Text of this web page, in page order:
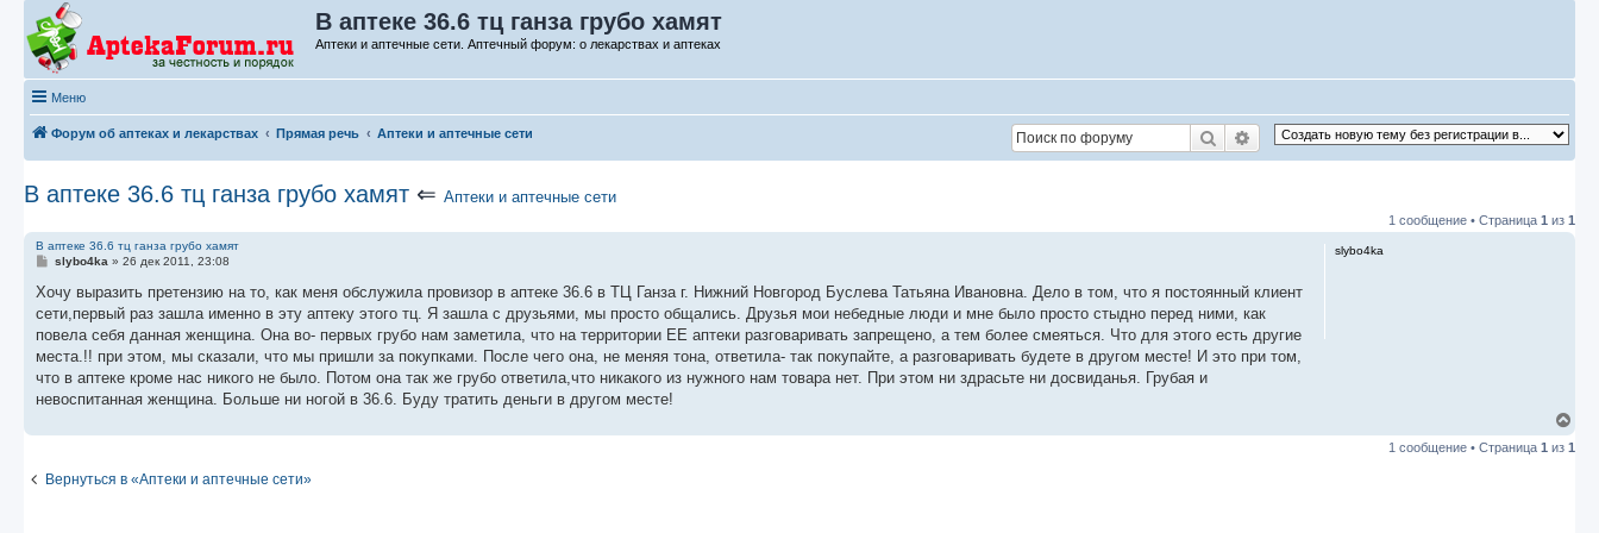
В аптеке 36.6 тц ганза грубо хамят
Аптеки и аптечные сети. Аптечный форум: о лекарствах и аптеках
Меню
Форум об аптеках и лекарствах Прямая речь Аптеки и аптечные сети Поиск Расширенный поиск
В аптеке 36.6 тц ганза грубо хамят ⇐ Аптеки и аптечные сети
1 сообщение • Страница 1 из 1
slybo4ka
В аптеке 36.6 тц ганза грубо хамят
С
о
щ
е
и
е
slybo4ka » 26 дек 2011, 23:08
Хочу выразить претензию на то, как меня обслужила провизор в аптеке 36.6 в ТЦ Ганза г. Нижний Новгород Буслева Татьяна Ивановна. Дело в том, что я постоянный клиент
сети,первый раз зашла именно в эту аптеку этого тц. Я зашла с друзьями, мы просто общались. Друзья мои небедные люди и мне было просто стыдно перед ними, как
повела себя данная женщина. Она во- первых грубо нам заметила, что на территории ЕЕ аптеки разговаривать запрещено, а тем более смеяться. Что для этого есть другие
места.!! при этом, мы сказали, что мы пришли за покупками. После чего она, не меняя тона, ответила- так покупайте, а разговаривать будете в другом месте! И это при том,
что в аптеке кроме нас никого не было. Потом она так же грубо ответила,что никакого из нужного нам товара нет. При этом ни здрасьте ни досвиданья. Грубая и
невоспитанная женщина. Больше ни ногой в 36.6. Буду тратить деньги в другом месте!
р
1 сообщение • Страница 1 из 1
Вернуться в «Аптеки и аптечные сети»